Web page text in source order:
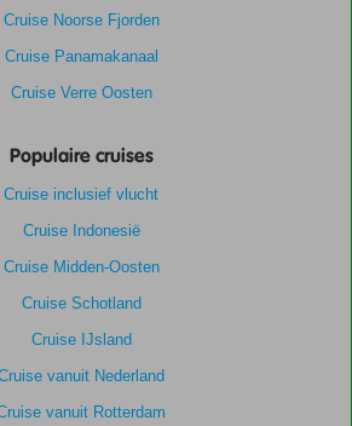
Cruise Noorse Fjorden
Cruise Panamakanaal
Cruise Verre Oosten
Populaire cruises
Cruise inclusief vlucht
Cruise Indonesië
Cruise Midden-Oosten
Cruise Schotland
Cruise IJsland
vanuit Nederland
vanuit Rotterdam